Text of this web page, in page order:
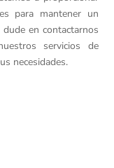
para mantener un
en contactarnos
servicios de
necesidades.